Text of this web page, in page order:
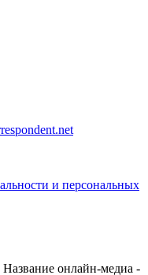
и персональных
онлайн-медиа -